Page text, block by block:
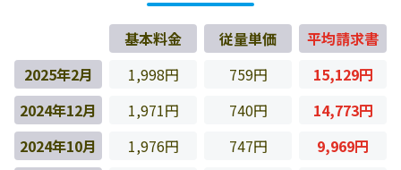
基本料金 従量単価
平均請求書
2025年2月
1,998円 759円
15,129円
2024年12月
1,971円 740円
14,773円
2024年10月
1,976円 747円
9,969円